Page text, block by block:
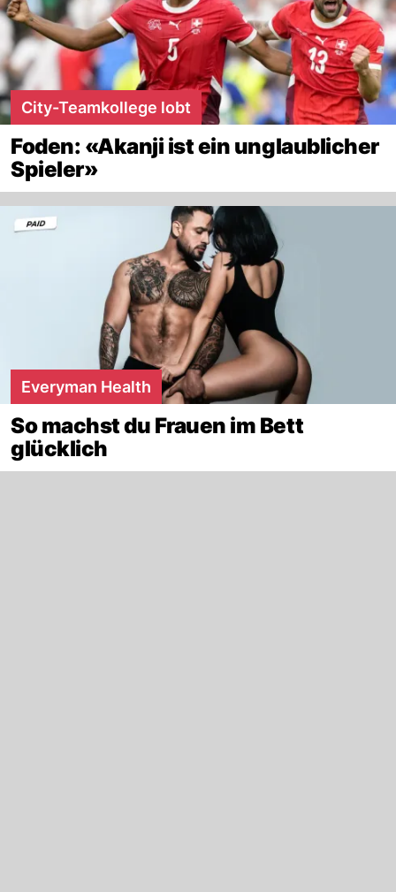
City-Teamkollege lobt
Foden: «Akanji ist ein unglaublicher
Spieler»
Everyman Health
So machst du Frauen im Bett
glücklich